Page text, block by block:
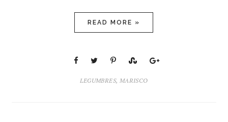
READ MORE »
LEGUMBRES, MARISCO